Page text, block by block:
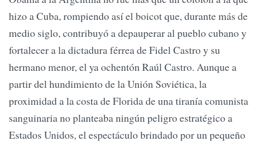
hizo a Cuba, rompiendo así el boicot que, durante más de
medio siglo, contribuyó a depauperar al pueblo cubano y
fortalecer a la dictadura férrea de Fidel Castro y su
hermano menor, el ya ochentón Raúl Castro. Aunque a
partir del hundimiento de la Unión Soviética, la
proximidad a la costa de Florida de una tiranía comunista
sanguinaria no planteaba ningún peligro estratégico a
Estados Unidos, el espectáculo brindado por un pequeño